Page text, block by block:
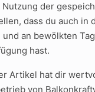
der
dass ‍du ⁢auch in
an bewölkten
hast.⁣
Artikel ‌hat​ dir
von